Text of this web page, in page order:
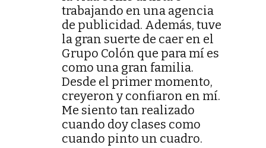
trabajando en una agencia
de publicidad. Además, tuve
la gran suerte de caer en el
Grupo Colón que para mí es
como una gran familia.
Desde el primer momento,
creyeron y confiaron en mí.
Me siento tan realizado
cuando doy clases como
cuando pinto un cuadro.